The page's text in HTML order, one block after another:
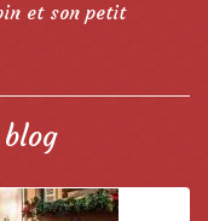
et son petit